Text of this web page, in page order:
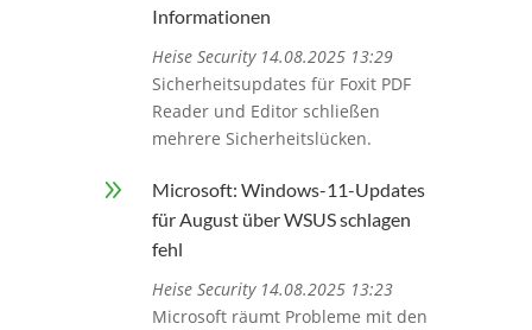
Informationen
Heise Security 14.08.2025 13:29
Sicherheitsupdates für Foxit PDF
Reader und Editor schließen
mehrere Sicherheitslücken.
9
Microsoft: Windows-11-Updates
für August über WSUS schlagen
fehl
Heise Security 14.08.2025 13:23
Microsoft räumt Probleme mit den